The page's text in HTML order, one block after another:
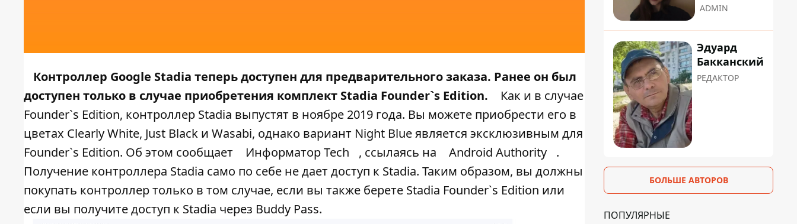
Контроллер Google Stadia теперь доступен для предварительного заказа. Ранее он был
доступен только в случае приобретения комплект Stadia Founder`s Edition.
Как и в случае
Founder`s Edition, контроллер Stadia выпустят в ноябре 2019 года. Вы можете приобрести его в
цветах Clearly White, Just Black и Wasabi, однако вариант Night Blue является эксклюзивным для
Founder`s Edition. Об этом сообщает
Информатор Tech , ссылаясь на Android Authority
.
Получение контроллера Stadia само по себе не дает доступ к Stadia. Таким образом, вы должны
покупать контроллер только в том случае, если вы также берете Stadia Founder`s Edition или
если вы получите доступ к Stadia через Buddy Pass.
ADMIN
Эдуард
Бакканский
РЕДАКТОР
БОЛЬШЕ АВТОРОВ
ПОПУЛЯРНЫЕ